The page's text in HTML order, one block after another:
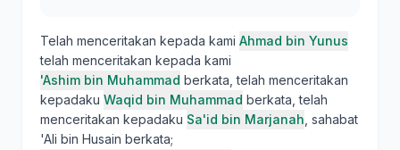
Telah menceritakan kepada kami Ahmad bin Yunus
telah menceritakan kepada kami
'Ashim bin Muhammad berkata, telah menceritakan
kepadaku Waqid bin Muhammad berkata, telah
menceritakan kepadaku Sa'id bin Marjanah , sahabat
'Ali bin Husain berkata;